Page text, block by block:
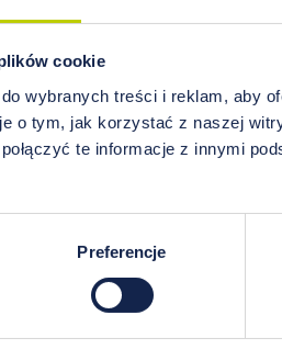
cookie
wybranych treści i reklam, aby
o tym, jak korzystać z naszej
te informacje z innymi
Preferencje
Jak wykonać analizę
Skąd można pobrać
Czy do wyniku analizy